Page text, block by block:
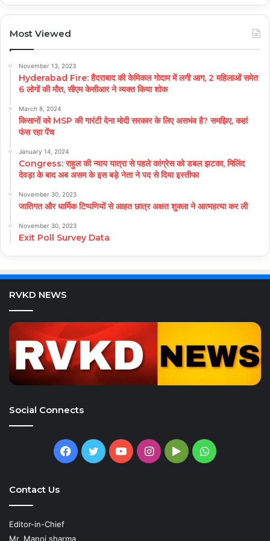
Most Viewed
November 13, 2023
Hyderabad Fire: हैदराबाद की केमिकल गोदाम में लगी आग, 2 महिलाओं समेत
6 लोगों की मौत, सीएम केसीआर ने व्यक्त किया शोक
March 8, 2024
किसानों को MSP की गारंटी देना मोदी सरकार के लिए असभंव है? समझिए, कहां
फंस रहा पेंच
January 14, 2024
Congress: राहुल की न्याय यात्रा से पहले कांग्रेस को डबल झटका, मिलिंद
देवड़ा के बाद अब असम के इस बड़े नेता ने पद से दिया इस्तीफा
November 30, 2023
जातिगत और धार्मिक टिप्पणियों से आहत छात्र अक्षत शुक्ला ने आत्महत्या कर ली
November 30, 2023
Exit Poll Survey Data
RVKD NEWS
Social Connects
Facebook
TwitterYouTubeInstagram
GoogleWhatsApp
Contact Us
Editor-in-Chief
Mr. Manoj sharma